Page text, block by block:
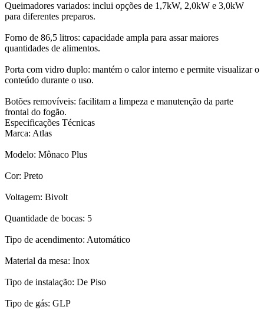
Queimadores variados: inclui opções de 1,7kW, 2,0kW e 3,0kW
para diferentes preparos.
Forno de 86,5 litros: capacidade ampla para assar maiores
quantidades de alimentos.
Porta com vidro duplo: mantém o calor interno e permite visualizar o
conteúdo durante o uso.
Botões removíveis: facilitam a limpeza e manutenção da parte
frontal do fogão.
Especificações Técnicas
Marca: Atlas
Modelo: Mônaco Plus
Cor: Preto
Voltagem: Bivolt
Quantidade de bocas: 5
Tipo de acendimento: Automático
Material da mesa: Inox
Tipo de instalação: De Piso
Tipo de gás: GLP